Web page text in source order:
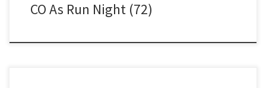
CO As Run Night (72)